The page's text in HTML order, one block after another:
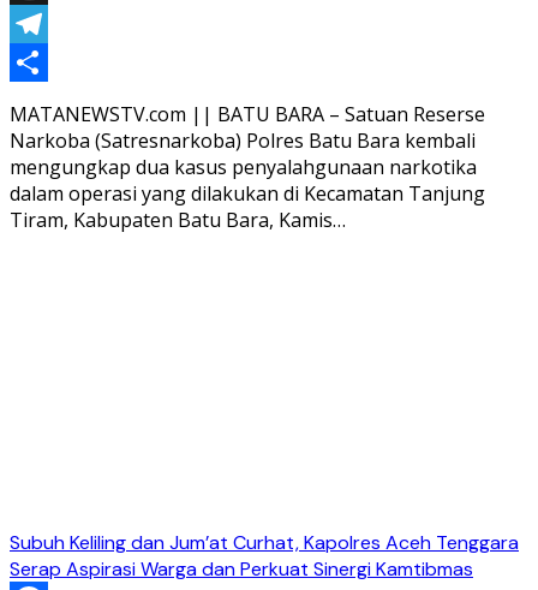
Threads
Telegram
Share
MATANEWSTV.com || BATU BARA – Satuan Reserse
Narkoba (Satresnarkoba) Polres Batu Bara kembali
mengungkap dua kasus penyalahgunaan narkotika
dalam operasi yang dilakukan di Kecamatan Tanjung
Tiram, Kabupaten Batu Bara, Kamis…
Subuh Keliling dan Jum’at Curhat, Kapolres Aceh Tenggara
Serap Aspirasi Warga dan Perkuat Sinergi Kamtibmas